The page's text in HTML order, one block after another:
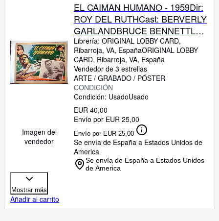
Imagen del
vendedor
EL CAIMAN HUMANO - 1959Dir:
ROY DEL RUTHCast: BERVERLY
GARLANDBRUCE BENNETTLON
CHANEYGEORGE
MACREADYMEXICOL.C.- 31 x
41-Cms.-13 x 16 IN.PLEASE
CHECK THE PICTURE FOR
CONDITION
Librería: ORIGINAL LOBBY CARD,
Ribarroja, VA, EspañaORIGINAL LOBBY
CARD, Ribarroja, VA, España
Vendedor de 3 estrellas
ARTE / GRABADO / PÓSTER
CONDICIÓN
Condición: UsadoUsado
EUR 40,00
Envío por EUR 25,00
Envío por EUR 25,00
Se envía de España a Estados Unidos de
America
Se envía de España a Estados Unidos
de America
Mostrar más
Añadir al carrito